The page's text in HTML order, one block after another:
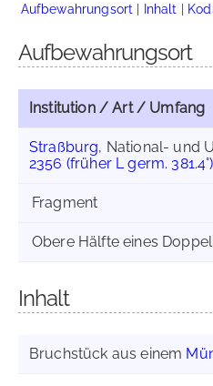
Aufbewahrungsort | Inhalt |
Aufbewahrungsort
Institution / Art / Umfang
Straßburg, National- und
2356 (früher L germ. 381.4°)
Fragment
Obere Hälfte eines
Inhalt
Bruchstück aus einem